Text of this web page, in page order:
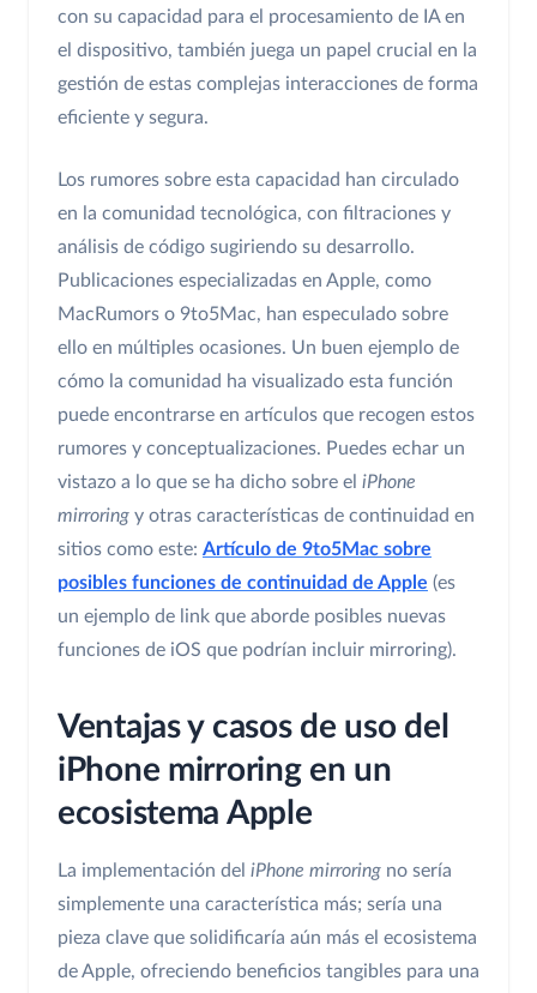
con su capacidad para el procesamiento de IA en
el dispositivo, también juega un papel crucial en la
gestión de estas complejas interacciones de forma
eficiente y segura.
Los rumores sobre esta capacidad han circulado
en la comunidad tecnológica, con filtraciones y
análisis de código sugiriendo su desarrollo.
Publicaciones especializadas en Apple, como
MacRumors o 9to5Mac, han especulado sobre
ello en múltiples ocasiones. Un buen ejemplo de
cómo la comunidad ha visualizado esta función
puede encontrarse en artículos que recogen estos
rumores y conceptualizaciones. Puedes echar un
vistazo a lo que se ha dicho sobre el iPhone
mirroring y otras características de continuidad en
sitios como este: Artículo de 9to5Mac sobre
posibles funciones de continuidad de Apple (es
un ejemplo de link que aborde posibles nuevas
funciones de iOS que podrían incluir mirroring).
Ventajas y casos de uso del
iPhone mirroring en un
ecosistema Apple
La implementación del iPhone mirroring no sería
simplemente una característica más; sería una
pieza clave que solidificaría aún más el ecosistema
de Apple, ofreciendo beneficios tangibles para una